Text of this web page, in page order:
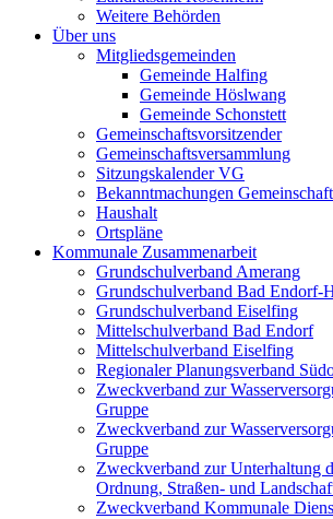
Weitere Behörden
Über uns
Mitgliedsgemeinden
Gemeinde Halfing
Gemeinde Höslwang
Gemeinde Schonstett
Gemeinschaftsvorsitzender
Gemeinschaftsversammlung
Sitzungskalender VG
Bekanntmachungen
Haushalt
Ortspläne
Kommunale Zusammenarbeit
Grundschulverband Amerang
Grundschulverband Bad Endorf-
Grundschulverband Eiselfing
Mittelschulverband Bad Endorf
Mittelschulverband Eiselfing
Regionaler Planungsverband
Zweckverband zur
Gruppe
Zweckverband zur
Gruppe
Zweckverband zur Unterhaltung
Ordnung, Straßen- und
Zweckverband Kommunale